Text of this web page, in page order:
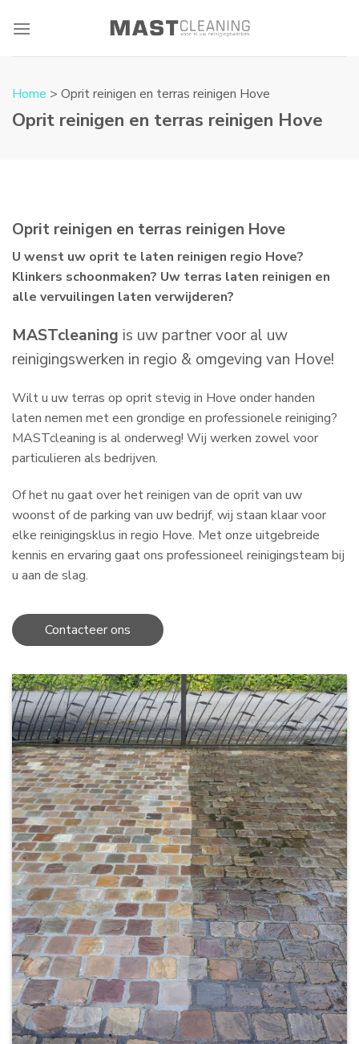
Home > Oprit reinigen en terras reinigen Hove
Oprit reinigen en terras reinigen Hove
Oprit reinigen en terras reinigen Hove
U wenst uw oprit te laten reinigen regio Hove?
Klinkers schoonmaken? Uw terras laten reinigen en
alle vervuilingen laten verwijderen?
MASTcleaning is uw partner voor al uw
reinigingswerken in regio & omgeving van Hove!
Wilt u uw terras op oprit stevig in Hove onder handen
laten nemen met een grondige en professionele reiniging?
MASTcleaning is al onderweg! Wij werken zowel voor
particulieren als bedrijven.
Of het nu gaat over het reinigen van de oprit van uw
woonst of de parking van uw bedrijf, wij staan klaar voor
elke reinigingsklus in regio Hove. Met onze uitgebreide
kennis en ervaring gaat ons professioneel reinigingsteam bij
u aan de slag.
Contacteer ons